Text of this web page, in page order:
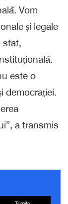
Vom
și legale
stat,
este o
democrației.
a transmis